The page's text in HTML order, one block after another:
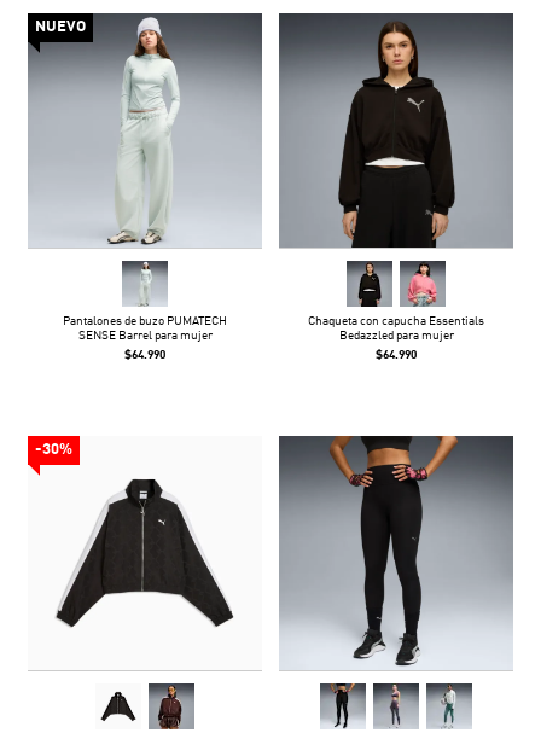
NUEVO
Pantalones de buzo PUMATECH
SENSE Barrel para mujer
$64.990
Chaqueta con capucha Essentials
Bedazzled para mujer
$64.990
-30%